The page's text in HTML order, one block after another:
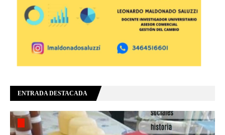
ENTRADA DESTACADA